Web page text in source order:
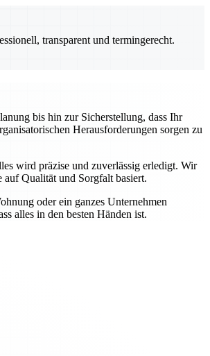
transparent und termingerecht.
bis hin zur Sicherstellung, dass Ihr
Herausforderungen sorgen zu
wird präzise und zuverlässig erledigt. Wir
Qualität und Sorgfalt basiert.
oder ein ganzes Unternehmen
alles in den besten Händen ist.